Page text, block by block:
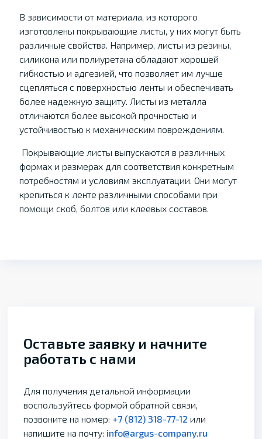
В зависимости от материала, из которого
изготовлены покрывающие листы, у них могут быть
различные свойства. Например, листы из резины,
силикона или полиуретана обладают хорошей
гибкостью и адгезией, что позволяет им лучше
сцепляться с поверхностью ленты и обеспечивать
более надежную защиту. Листы из металла
отличаются более высокой прочностью и
устойчивостью к механическим повреждениям.
Покрывающие листы выпускаются в различных
формах и размерах для соответствия конкретным
потребностям и условиям эксплуатации. Они могут
крепиться к ленте различными способами при
помощи скоб, болтов или клеевых составов.
Оставьте заявку и начните
работать с нами
Для получения детальной информации
воспользуйтесь формой обратной связи,
позвоните на номер: +7 (812) 318-77-12 или
напишите на почту: info@argus-company.ru